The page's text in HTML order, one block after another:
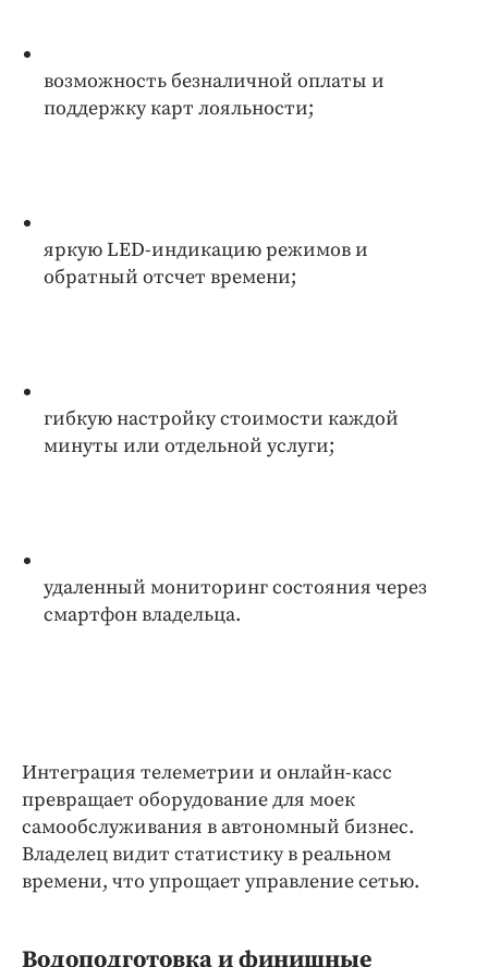
возможность безналичной оплаты и
поддержку карт лояльности;
яркую LED-индикацию режимов и
обратный отсчет времени;
гибкую настройку стоимости каждой
минуты или отдельной услуги;
удаленный мониторинг состояния через
смартфон владельца.
Интеграция телеметрии и онлайн-касс
превращает оборудование для моек
самообслуживания в автономный бизнес.
Владелец видит статистику в реальном
времени, что упрощает управление сетью.
Водоподготовка и финишные